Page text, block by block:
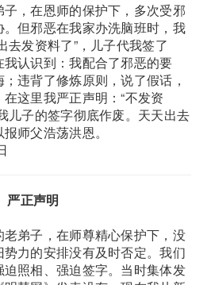
，在恩师的保护下，多次受邪
但邪恶在我家办洗脑班时，我
去发资料了”，儿子代我签了
认识到：我配合了邪恶的要
违背了修炼原则，说了假话，
这里我严正声明：“不发资
儿子的签字彻底作废。天天出去
师父浩荡洪恩。
严正声明
弟子，在师尊精心保护下，没
力的安排没有及时否定。我们
照相、强迫签字。当时集体发